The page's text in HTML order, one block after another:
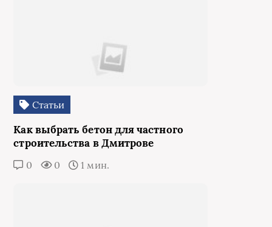
Статьи
Как выбрать бетон для частного
строительства в Дмитрове
0 0 1 мин.